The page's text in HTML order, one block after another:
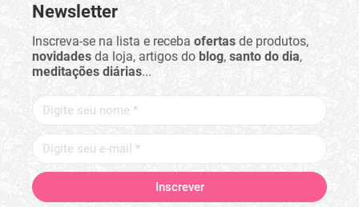
Newsletter
Inscreva-se na lista e receba ofertas de produtos,
novidades da loja, artigos do blog, santo do dia,
meditações diárias...